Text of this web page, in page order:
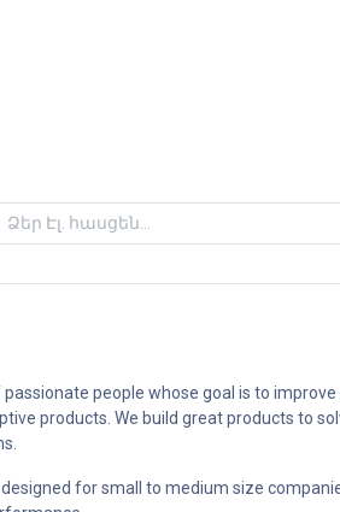
people whose goal is to improve
products. We build great products to
for small to medium size